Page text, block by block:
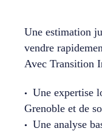
Une estimation
vendre
Avec Transition
Une expertise
Grenoble et de
Une analyse